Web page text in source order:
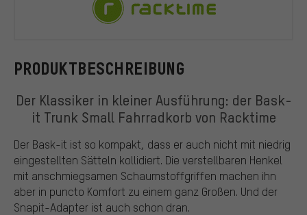
PRODUKTBESCHREIBUNG
Der Klassiker in kleiner Ausführung: der Bask-
it Trunk Small Fahrradkorb von Racktime
Der Bask-it ist so kompakt, dass er auch nicht mit niedrig
eingestellten Sätteln kollidiert. Die verstellbaren Henkel
mit anschmiegsamen Schaumstoffgriffen machen ihn
aber in puncto Komfort zu einem ganz Großen. Und der
Snapit-Adapter ist auch schon dran.
Racktime